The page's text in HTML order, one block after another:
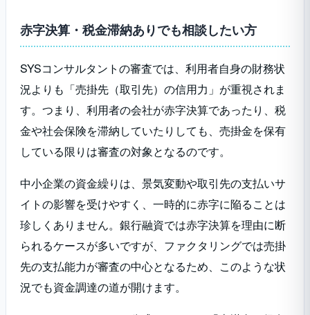
赤字決算・税金滞納ありでも相談したい方
SYSコンサルタントの審査では、利用者自身の財務状
況よりも「売掛先（取引先）の信用力」が重視されま
す。つまり、利用者の会社が赤字決算であったり、税
金や社会保険を滞納していたりしても、売掛金を保有
している限りは審査の対象となるのです。
中小企業の資金繰りは、景気変動や取引先の支払いサ
イトの影響を受けやすく、一時的に赤字に陥ることは
珍しくありません。銀行融資では赤字決算を理由に断
られるケースが多いですが、ファクタリングでは売掛
先の支払能力が審査の中心となるため、このような状
況でも資金調達の道が開けます。